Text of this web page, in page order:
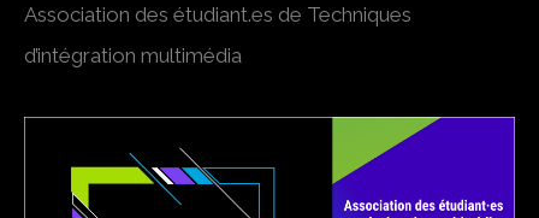
Association des étudiant.es de Techniques
d’intégration multimédia